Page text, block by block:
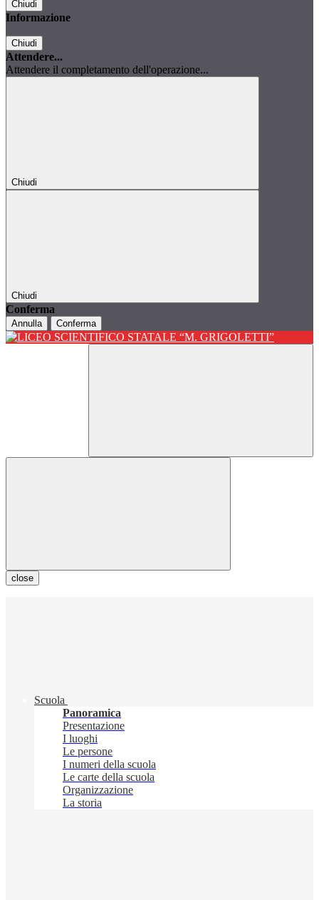
Chiudi
Informazione
Chiudi
Attendere...
Attendere il completamento dell'operazione...
Chiudi
Chiudi
Conferma
Annulla Conferma
close
Scuola
Panoramica
Presentazione
I luoghi
Le persone
I numeri della scuola
Le carte della scuola
Organizzazione
La storia